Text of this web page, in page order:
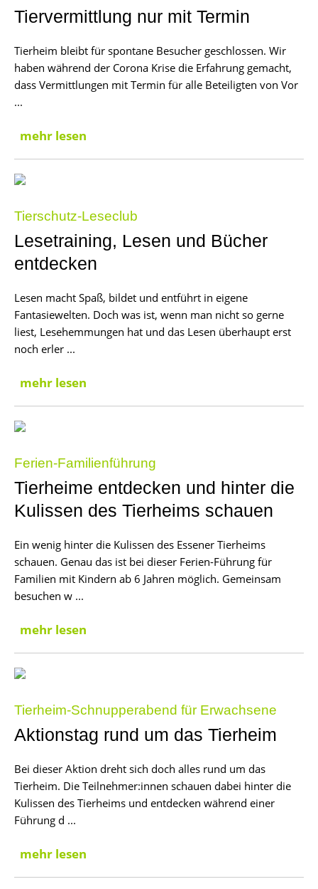
Tiervermittlung nur mit Termin
Tierheim bleibt für spontane Besucher geschlossen. Wir
haben während der Corona Krise die Erfahrung gemacht,
dass Vermittlungen mit Termin für alle Beteiligten von Vor
...
mehr lesen
Tierschutz-Leseclub
Lesetraining, Lesen und Bücher
entdecken
Lesen macht Spaß, bildet und entführt in eigene
Fantasiewelten. Doch was ist, wenn man nicht so gerne
liest, Lesehemmungen hat und das Lesen überhaupt erst
noch erler ...
mehr lesen
Ferien-Familienführung
Tierheime entdecken und hinter die
Kulissen des Tierheims schauen
Ein wenig hinter die Kulissen des Essener Tierheims
schauen. Genau das ist bei dieser Ferien-Führung für
Familien mit Kindern ab 6 Jahren möglich. Gemeinsam
besuchen w ...
mehr lesen
Tierheim-Schnupperabend für Erwachsene
Aktionstag rund um das Tierheim
Bei dieser Aktion dreht sich doch alles rund um das
Tierheim. Die Teilnehmer:innen schauen dabei hinter die
Kulissen des Tierheims und entdecken während einer
Führung d ...
mehr lesen